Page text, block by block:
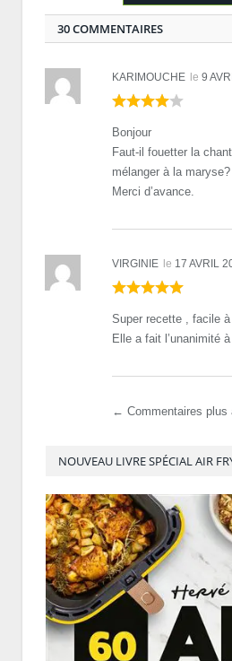
30 COMMENTAIRES
KARIMOUCHE le 9
Bonjour
Faut-il fouetter la
mélanger à la maryse?
Merci d’avance.
VIRGINIE le 17 AVRIL
Super recette , facile
Elle a fait l’unanimité
← Commentaires plus
NOUVEAU LIVRE SPÉCIAL AIR